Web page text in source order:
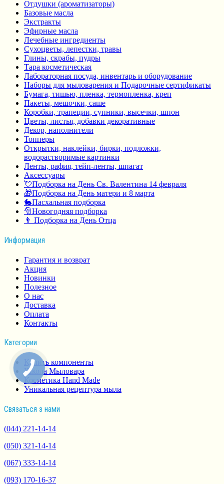
Отдушки (ароматизаторы)
Базовые масла
Экстракты
Эфирные масла
Лечебные ингредиенты
Сухоцветы, лепестки, травы
Глины, скрабы, пудры
Тара косметическая
Лабораторная посуда, инвентарь и оборудование
Наборы для мыловарения и Подарочные сертификаты
Бумага, тишью, пленка, термопленка, креп
Пакеты, мешочки, саше
Коробки, трапеции, супники, высечки, шпон
Цветы, листья, добавки декоративные
Декор, наполнители
Топперы
Открытки, наклейки, бирки, подложки,
водорастворимые картинки
Ленты, рафия, тейп-ленты, шпагат
Аксессуары
💘Подборка на День Св. Валентина 14 февраля
🎁Подборка на День матери и 8 марта
🐇Пасхальная подборка
🎅Новогодняя подборка
👨 Подборка на День Отца
Информация
Гарантия и возврат
Акция
Новинки
Полезное
О нас
Доставка
Оплата
Контакты
Категории
Купить компоненты
Школа Мыловара
Косметика Hand Made
Уникальная рецептура мыла
Связаться з нами
(044) 221-14-14
(050) 321-14-14
(067) 333-14-14
(093) 170-16-37